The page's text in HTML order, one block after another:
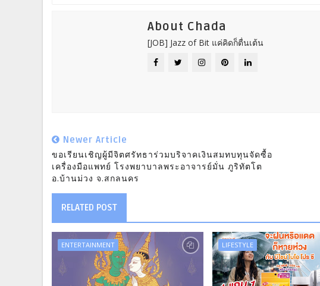
About Chada
[JOB] Jazz of Bit แค่คิดก็ตื่นเต้น
Newer Article
ขอเรียนเชิญผู้มีจิตศรัทธาร่วมบริจาคเงินสมทบทุนจัดซื้อ
เครื่องมือแพทย์ โรงพยาบาลพระอาจารย์มั่น ภูริทัตโต
อ.บ้านม่วง จ.สกลนคร
RELATED POST
ENTERTAINMENT LIFESTYLE